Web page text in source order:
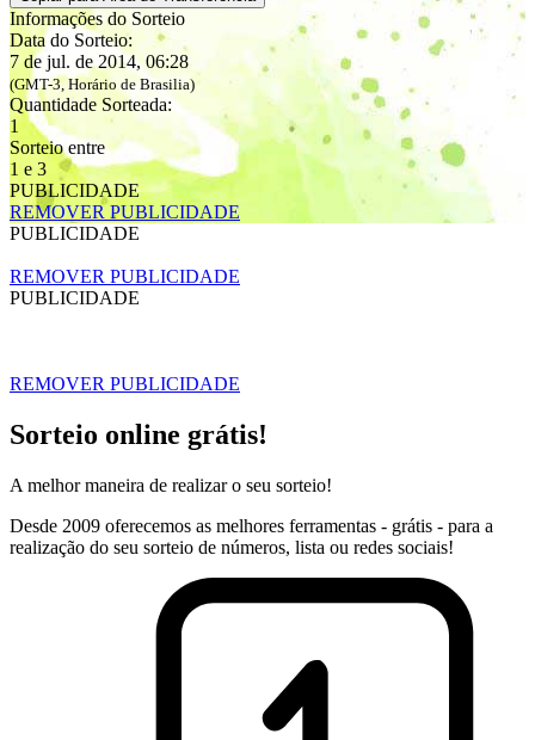
Informações do Sorteio
Data do Sorteio:
7 de jul. de 2014, 06:28
(GMT-3, Horário de Brasilia)
Quantidade Sorteada:
1
Sorteio entre
1 e 3
PUBLICIDADE
REMOVER PUBLICIDADE
PUBLICIDADE
REMOVER PUBLICIDADE
PUBLICIDADE
REMOVER PUBLICIDADE
Sorteio online grátis!
A melhor maneira de realizar o seu sorteio!
Desde 2009 oferecemos as melhores ferramentas - grátis - para a
realização do seu sorteio de números, lista ou redes sociais!